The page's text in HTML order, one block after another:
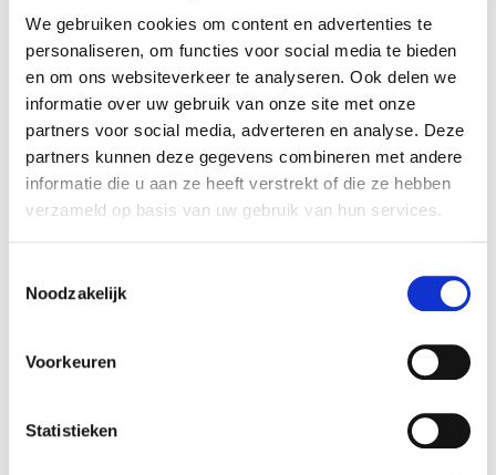
We gebruiken cookies om content en advertenties te
personaliseren, om functies voor social media te bieden
en om ons websiteverkeer te analyseren. Ook delen we
informatie over uw gebruik van onze site met onze
partners voor social media, adverteren en analyse. Deze
partners kunnen deze gegevens combineren met andere
informatie die u aan ze heeft verstrekt of die ze hebben
verzameld op basis van uw gebruik van hun services.
Noodzakelijk
Voorkeuren
Statistieken
€ 41,95
Inclusief BTW: € 50,76
Aantal
Kies uw connector bij "gerelateerd"
Specificaties
Reference 440F-1
26 x 50 x 104 mm
4,8 V